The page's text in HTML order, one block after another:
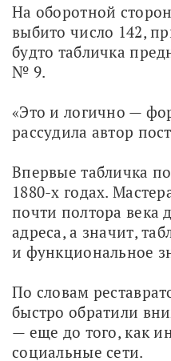
На оборотной
выбито число 142,
будто табличка
№ 9.
«Это и логично —
рассудила автор
Впервые табличка
1880-х годах.
почти полтора века
адреса, а значит,
и функциональное
По словам
быстро обратили
— еще до того, как
социальные сети.